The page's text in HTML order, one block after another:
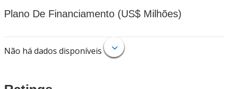
Plano De Financiamento (US$ Milhões)
Não há dados disponíveis